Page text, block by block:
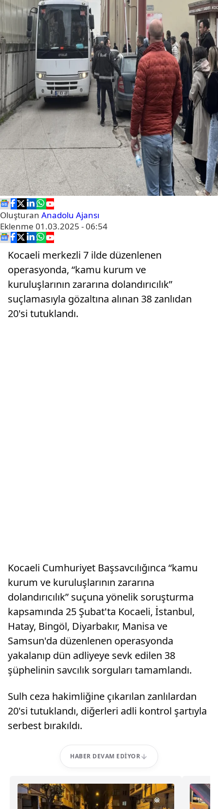
Oluşturan Anadolu Ajansı
Eklenme 01.03.2025 - 06:54
Kocaeli merkezli 7 ilde düzenlenen
operasyonda, “kamu kurum ve
kuruluşlarının zararına dolandırıcılık”
suçlamasıyla gözaltına alınan 38 zanlıdan
20'si tutuklandı.
Kocaeli Cumhuriyet Başsavcılığınca “kamu
kurum ve kuruluşlarının zararına
dolandırıcılık” suçuna yönelik soruşturma
kapsamında 25 Şubat'ta Kocaeli, İstanbul,
Hatay, Bingöl, Diyarbakır, Manisa ve
Samsun'da düzenlenen operasyonda
yakalanıp dün adliyeye sevk edilen 38
şüphelinin savcılık sorguları tamamlandı.
Sulh ceza hakimliğine çıkarılan zanlılardan
20'si tutuklandı, diğerleri adli kontrol şartıyla
serbest bırakıldı.
HABER DEVAM EDIYOR